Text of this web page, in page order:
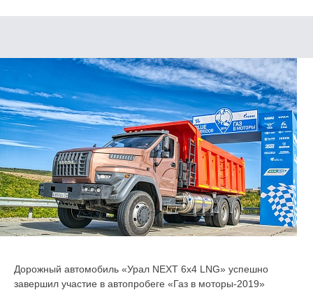
Дорожный автомобиль «Урал NEXT 6x4 LNG» успешно
завершил участие в автопробеге «Газ в моторы-2019»